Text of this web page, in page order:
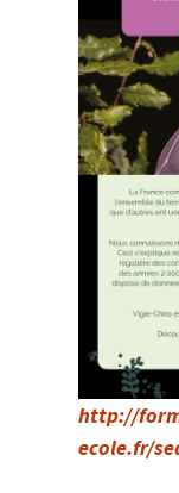
http://
ecole.fr/